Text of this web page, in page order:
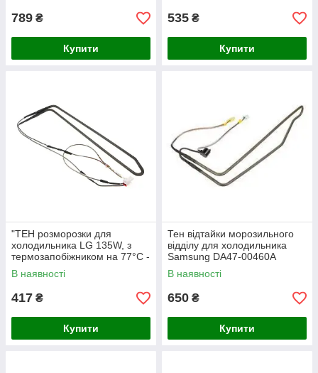
789 ₴
Купити
535 ₴
Купити
"ТЕН розморозки для
холодильника LG 135W, з
термозапобіжником на 77°C -
5300JR1009M (SKL
HTF001LG)"
В наявності
417 ₴
Купити
Тен відтайки морозильного
відділу для холодильника
Samsung DA47-00460A
В наявності
650 ₴
Купити